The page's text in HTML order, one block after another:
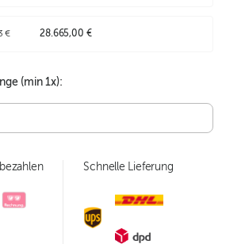
€ 28.665,00 €
(min1x):
Schnelle Lieferung